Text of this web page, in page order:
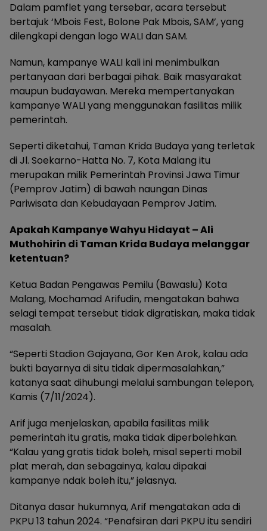
Dalam pamflet yang tersebar, acara tersebut
bertajuk ‘Mbois Fest, Bolone Pak Mbois, SAM’, yang
dilengkapi dengan logo WALI dan SAM.
Namun, kampanye WALI kali ini menimbulkan
pertanyaan dari berbagai pihak. Baik masyarakat
maupun budayawan. Mereka mempertanyakan
kampanye WALI yang menggunakan fasilitas milik
pemerintah.
Seperti diketahui, Taman Krida Budaya yang terletak
di Jl. Soekarno-Hatta No. 7, Kota Malang itu
merupakan milik Pemerintah Provinsi Jawa Timur
(Pemprov Jatim) di bawah naungan Dinas
Pariwisata dan Kebudayaan Pemprov Jatim.
Apakah Kampanye Wahyu Hidayat – Ali
Muthohirin di Taman Krida Budaya melanggar
ketentuan?
Ketua Badan Pengawas Pemilu (Bawaslu) Kota
Malang, Mochamad Arifudin, mengatakan bahwa
selagi tempat tersebut tidak digratiskan, maka tidak
masalah.
“Seperti Stadion Gajayana, Gor Ken Arok, kalau ada
bukti bayarnya di situ tidak dipermasalahkan,”
katanya saat dihubungi melalui sambungan telepon,
Kamis (7/11/2024).
Arif juga menjelaskan, apabila fasilitas milik
pemerintah itu gratis, maka tidak diperbolehkan.
“Kalau yang gratis tidak boleh, misal seperti mobil
plat merah, dan sebagainya, kalau dipakai
kampanye ndak boleh itu,” jelasnya.
Ditanya dasar hukumnya, Arif mengatakan ada di
PKPU 13 tahun 2024. “Penafsiran dari PKPU itu sendiri